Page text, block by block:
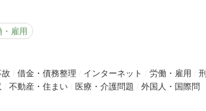
・雇用
借金・債務整理 インターネット 労働・雇用
刑
不動産・住まい 医療・介護問題 外国人・国際問